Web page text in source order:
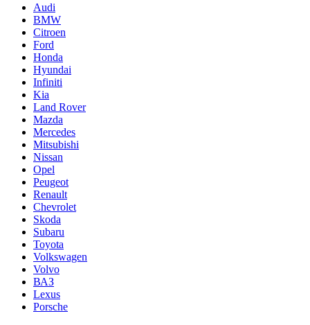
Audi
BMW
Citroen
Ford
Honda
Hyundai
Infiniti
Kia
Land Rover
Mazda
Mercedes
Mitsubishi
Nissan
Opel
Peugeot
Renault
Chevrolet
Skoda
Subaru
Toyota
Volkswagen
Volvo
ВАЗ
Lexus
Porsche